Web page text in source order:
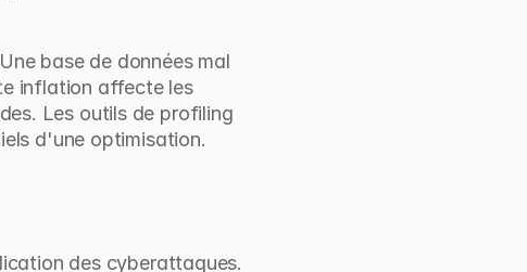
base de données mal
inflation affecte les
Les outils de profiling
d'une optimisation.
des cyberattaques.